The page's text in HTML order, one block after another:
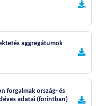
aggregátumok
forgalmak ország- és
adatai (forintban)